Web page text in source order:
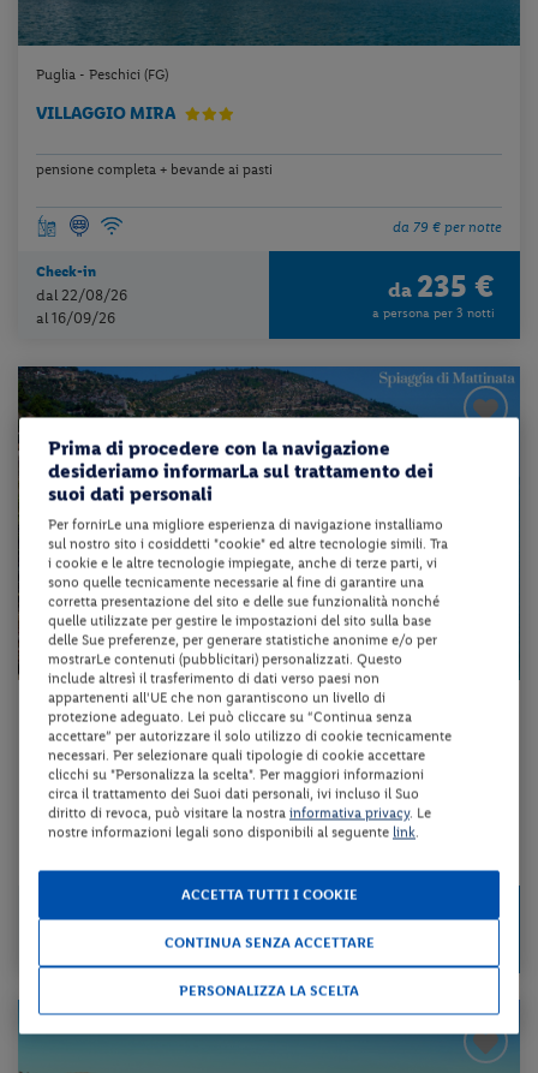
Puglia - Peschici (FG)
VILLAGGIO MIRA
pensione completa + bevande ai pasti
da 79 € per notte
Check-in
dal 22/08/26
al 16/09/26
da 235 €
a persona per 3 notti
Puglia - Mattinata (FG)
AGRITURISMO GIORGIO
pernottamento e colazione + utilizzo della piscina scoperta
da85 €
a persona per 2 notti
Prima di procedere con la navigazione
desideriamo informarLa sul trattamento dei
suoi dati personali
Per fornirLe una migliore esperienza di navigazione installiamo
sul nostro sito i cosiddetti "cookie" ed altre tecnologie simili. Tra
i cookie e le altre tecnologie impiegate, anche di terze parti, vi
sono quelle tecnicamente necessarie al fine di garantire una
corretta presentazione del sito e delle sue funzionalità nonché
quelle utilizzate per gestire le impostazioni del sito sulla base
delle Sue preferenze, per generare statistiche anonime e/o per
mostrarLe contenuti (pubblicitari) personalizzati. Questo
include altresì il trasferimento di dati verso paesi non
appartenenti all'UE che non garantiscono un livello di
protezione adeguato. Lei può cliccare su “Continua senza
accettare” per autorizzare il solo utilizzo di cookie tecnicamente
necessari. Per selezionare quali tipologie di cookie accettare
clicchi su "Personalizza la scelta". Per maggiori informazioni
circa il trattamento dei Suoi dati personali, ivi incluso il Suo
diritto di revoca, può visitare la nostra informativa privacy. Le
nostre informazioni legali sono disponibili al seguente link.
ACCETTA TUTTI I COOKIE
CONTINUA SENZA ACCETTARE
PERSONALIZZA LA SCELTA